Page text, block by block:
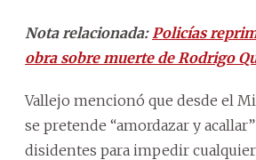
Nota relacionada: Policías
obra sobre muerte de Rodrigo
Vallejo mencionó que desde el
se pretende “amordazar y
disidentes para impedir